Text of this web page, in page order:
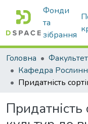
Фонди
та
зібрання
Головна
Придатність